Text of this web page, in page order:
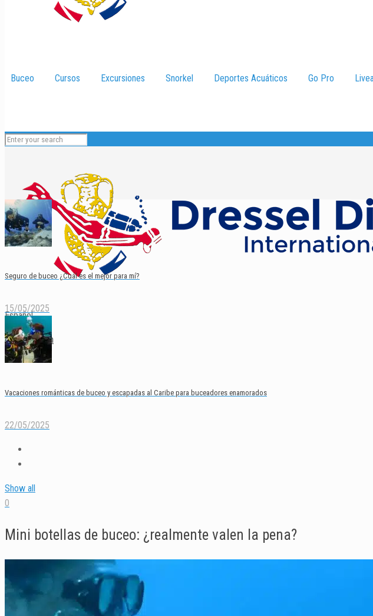
Buceo Cursos Excursiones Snorkel Deportes Acuáticos Go Pro
Español
English
Seguro de buceo ¿Cuál es el mejor para mí?
15/05/2025
Vacaciones románticas de buceo y escapadas al Caribe para buceadores enamorados
22/05/2025
Show all
0
Mini botellas de buceo: ¿realmente valen la pena?